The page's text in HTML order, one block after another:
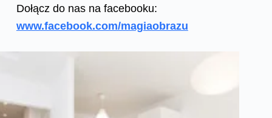
Dołącz do nas na facebooku:
www.facebook.com/magiaobrazu